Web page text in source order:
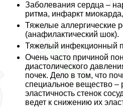
Заболевания сердца –
ритма, инфаркт
Тяжелые аллергические
(анафилактический шок).
Тяжелый инфекционный
Очень часто причиной
диастолического
почек. Дело в том, что
специальное вещество –
эластичность стенок
ведет к снижению их